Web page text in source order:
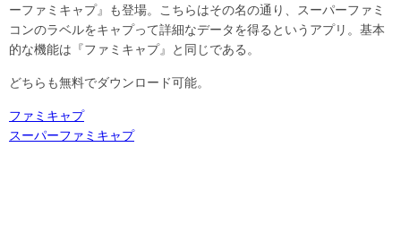
ーファミキャプ』も登場。こちらはその名の通り、スーパーファミ
コンのラベルをキャプって詳細なデータを得るというアプリ。基本
的な機能は『ファミキャプ』と同じである。
どちらも無料でダウンロード可能。
ファミキャプ
スーパーファミキャプ